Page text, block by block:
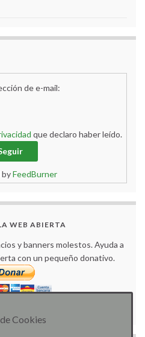
de e-mail:
que declaro haber leído.
byFeedBurner
WEB ABIERTA
y banners molestos. Ayuda a
con un pequeño donativo.
tu colaboración.
Cookies